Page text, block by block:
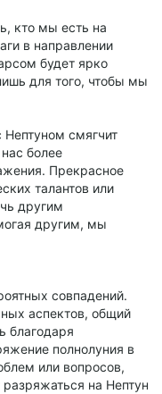
кто мы есть на
в направлении
будет ярко
для того, чтобы мы
Нептуном смягчит
более
Прекрасное
талантов или
другим
другим, мы
совпадений.
аспектов, общий
благодаря
полнолуния в
или вопросов,
на Нептун